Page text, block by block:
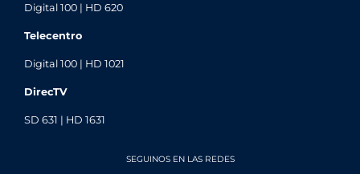
Digital 100 | HD 620
Telecentro
Digital 100 | HD 1021
DirecTV
SD 631 | HD 1631
SEGUINOS EN LAS REDES